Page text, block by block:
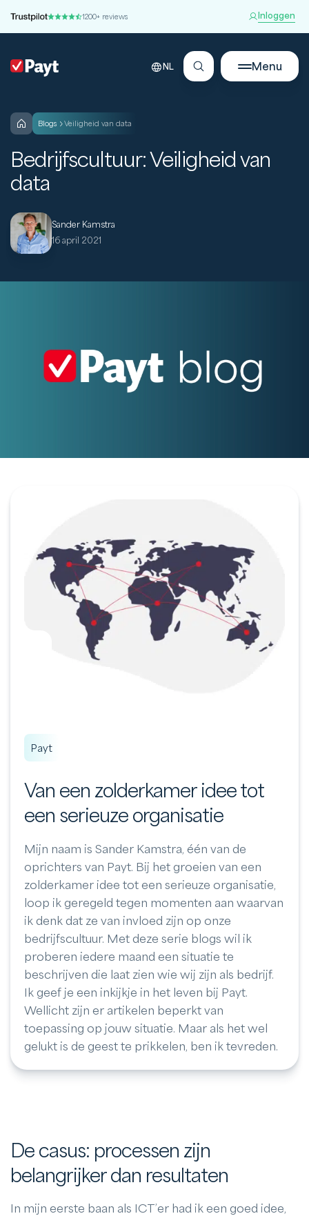
1200+ reviews Inloggen
NL Menu
blogs Veiligheid van data
Bedrijfscultuur: Veiligheid van
data
Sander Kamstra
16 april 2021
Payt
Van een zolderkamer idee tot
een serieuze organisatie
Mijn naam is Sander Kamstra, één van de
oprichters van Payt. Bij het groeien van een
zolderkamer idee tot een serieuze organisatie,
loop ik geregeld tegen momenten aan waarvan
ik denk dat ze van invloed zijn op onze
bedrijfscultuur. Met deze serie blogs wil ik
proberen iedere maand een situatie te
beschrijven die laat zien wie wij zijn als bedrijf.
Ik geef je een inkijkje in het leven bij Payt.
Wellicht zijn er artikelen beperkt van
toepassing op jouw situatie. Maar als het wel
gelukt is de geest te prikkelen, ben ik tevreden.
De casus: processen zijn
belangrijker dan resultaten
In mijn eerste baan als ICT’er had ik een goed idee,